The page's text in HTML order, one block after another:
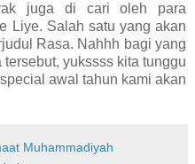
juga di cari oleh para
Liye. Salah satu yang akan
Rasa. Nahhh bagi yang
yukssss kita tunggu
awal tahun kami akan
Muhammadiyah